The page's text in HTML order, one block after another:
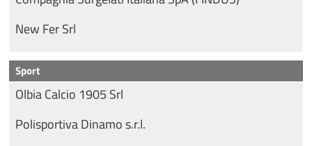
New Fer Srl
Sport
Olbia Calcio 1905 Srl
Polisportiva Dinamo s.r.l.